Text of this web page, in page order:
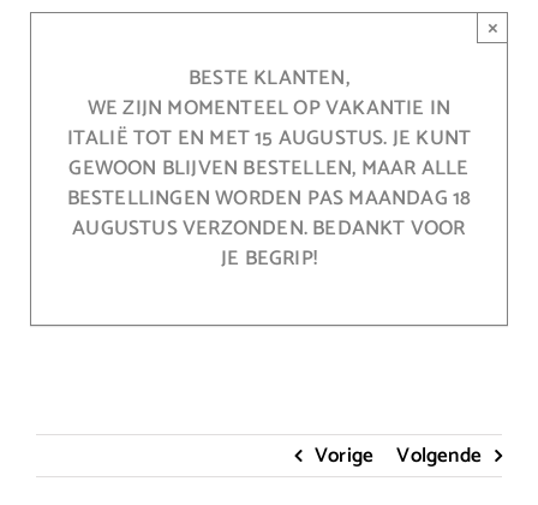
BESTE KLANTEN,
WE ZIJN MOMENTEEL OP VAKANTIE IN
ITALIË TOT EN MET 15 AUGUSTUS. JE KUNT
GEWOON BLIJVEN BESTELLEN, MAAR ALLE
BESTELLINGEN WORDEN PAS MAANDAG 18
AUGUSTUS VERZONDEN. BEDANKT VOOR
JE BEGRIP!
×
Vorige Volgende